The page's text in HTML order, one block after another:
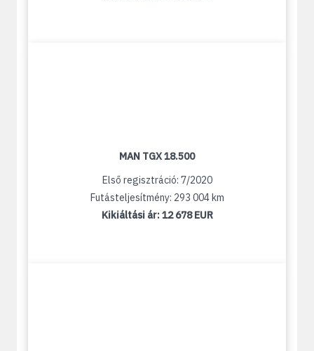
MAN TGX 18.500
Első regisztráció: 7/2020
Futásteljesítmény: 293 004 km
Kikiáltási ár:12 678 EUR